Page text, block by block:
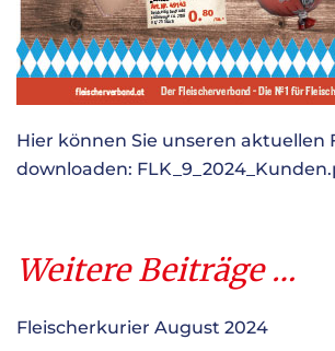
Hier können Sie unseren aktuellen
downloaden:
Weitere Beiträge …
Fleischerkurier August 2024